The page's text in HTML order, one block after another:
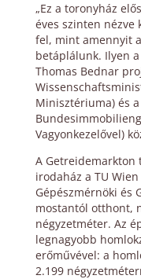
„Ez a toronyház
éves szinten nézve
fel, mint amennyit
betáplálunk. Ilyen
Thomas Bednar
Minisztériuma) és a
Vagyonkezelővel)
A Getreidemarkton
irodaház a TU
Gépészmérnöki és
mostantól otthont,
négyzetméter. Az
legnagyobb
erőművével: a
2.199